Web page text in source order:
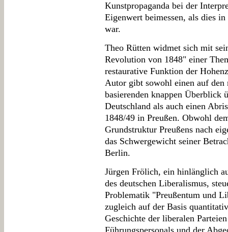
Kunstpropaganda bei der
Eigenwert beimessen, als dies
war.
Theo Rütten widmet sich mit
Revolution von 1848" einer
restaurative Funktion der
Autor gibt sowohl einen auf den
basierenden knappen Überblick
Deutschland als auch einen
1848/49 in Preußen. Obwohl
Grundstruktur Preußens nach
das Schwergewicht seiner
Berlin.
Jürgen Frölich, ein hinlänglich
des deutschen Liberalismus,
Problematik "Preußentum und
zugleich auf der Basis
Geschichte der liberalen
Führungspersonals und der